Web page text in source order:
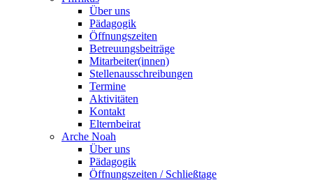
Über uns
Pädagogik
Öffnungszeiten
Betreuungsbeiträge
Mitarbeiter(innen)
Stellenausschreibungen
Termine
Aktivitäten
Kontakt
Elternbeirat
Arche Noah
Über uns
Pädagogik
Öffnungszeiten / Schließtage